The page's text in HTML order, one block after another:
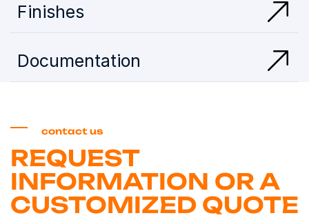
Finishes
Documentation
contact us
REQUEST
INFORMATION OR A
CUSTOMIZED QUOTE